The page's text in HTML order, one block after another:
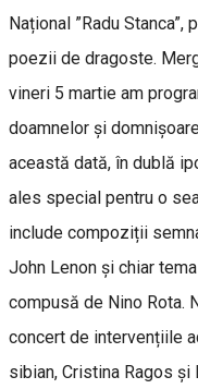
Național ”Radu
poezii de dragoste.
vineri 5 martie am
doamnelor și
această dată, în dublă
ales special pentru o
include compoziții
John Lenon și chiar
compusă de Nino Rota.
concert de intervențiile
sibian, Cristina Ragos